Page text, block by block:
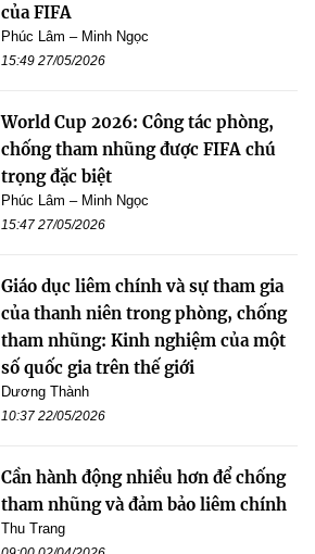
của FIFA
Phúc Lâm – Minh Ngọc
15:49 27/05/2026
World Cup 2026: Công tác phòng,
chống tham nhũng được FIFA chú
trọng đặc biệt
Phúc Lâm – Minh Ngọc
15:47 27/05/2026
Giáo dục liêm chính và sự tham gia
của thanh niên trong phòng, chống
tham nhũng: Kinh nghiệm của một
số quốc gia trên thế giới
Dương Thành
10:37 22/05/2026
Cần hành động nhiều hơn để chống
tham nhũng và đảm bảo liêm chính
Thu Trang